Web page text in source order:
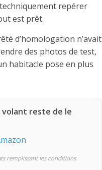
repérer
est prêt.
d’homologation n’avait
des photos de test,
habitacle pose en plus
volant reste de le
remplissant les conditions